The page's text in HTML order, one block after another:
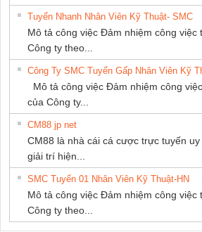
Tuyển Nhanh Nhân Viên Kỹ Thuật- SMC
Mô tả công việc Đảm nhiệm công việc
Công ty theo...
Công Ty SMC Tuyển Gấp Nhân Viên Kỹ
Mô tả công việc Đảm nhiệm công
của Công ty...
CM88 jp net
CM88 là nhà cái cá cược trực tuyến
giải trí hiện...
SMC Tuyển 01 Nhân Viên Kỹ Thuật-HN
Mô tả công việc Đảm nhiệm công việc
Công ty theo...